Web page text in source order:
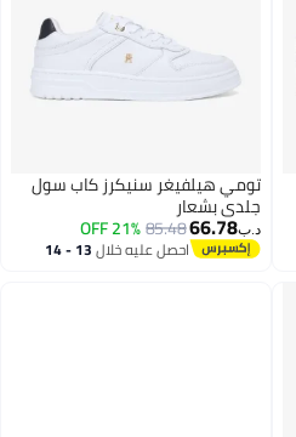
تومي هيلفيغر سنيكرز كاب سول
جلدي بشعار
د.ب‏66.78
85.48
21% OFF
احصل عليه خلال 13 - 14